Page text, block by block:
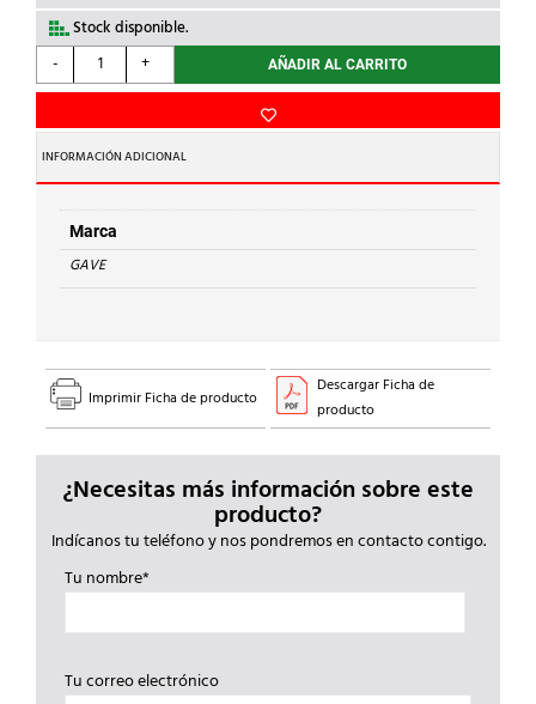
Stock disponible.
-
GAVE
-
DE
CALAR
d.63,5mm
cantidad
+ AÑADIR AL CARRITO
INFORMACIÓN ADICIONAL
Marca
GAVE
Imprimir Ficha de producto
Descargar Ficha de
producto
¿Necesitas más información sobre este
producto?
Indícanos tu teléfono y nos pondremos en contacto contigo.
Tu nombre*
Tu correo electrónico